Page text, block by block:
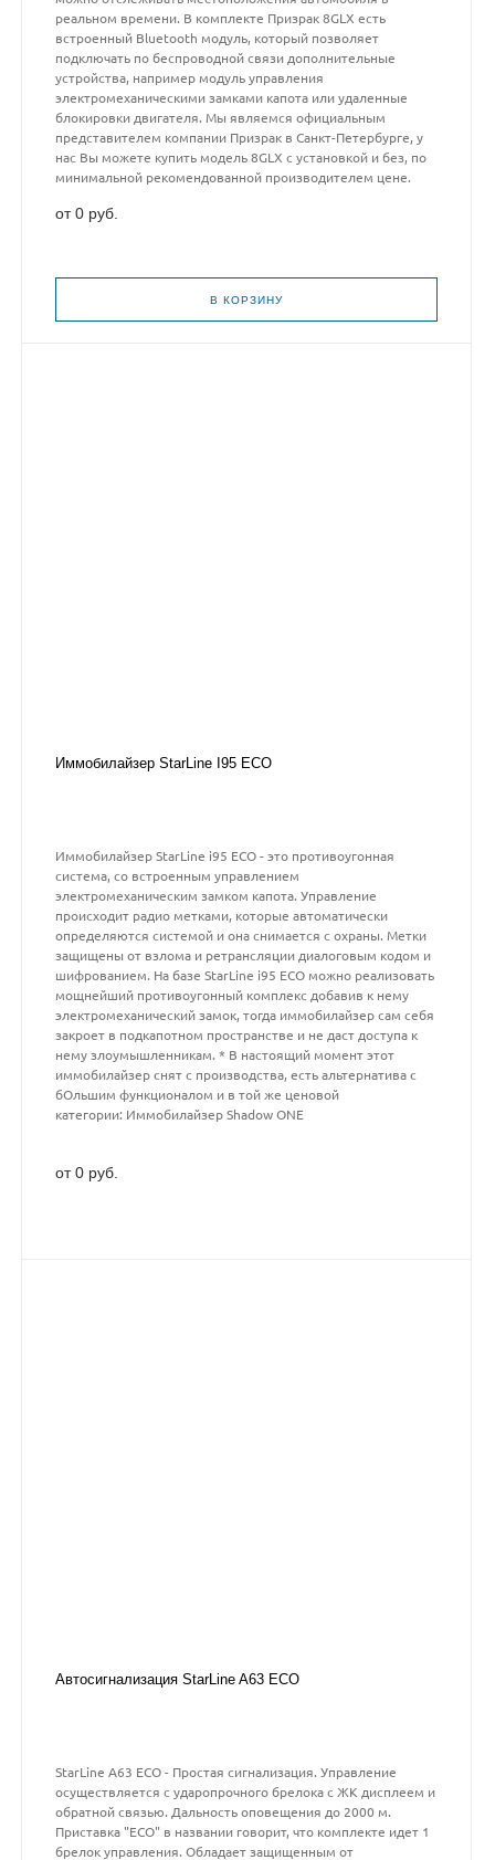
реальном времени. В комплекте Призрак 8GLX есть
встроенный Bluetooth модуль, который позволяет
подключать по беспроводной связи дополнительные
устройства, например модуль управления
электромеханическими замками капота или удаленные
блокировки двигателя. Мы являемся официальным
представителем компании Призрак в Санкт-Петербурге, у
нас Вы можете купить модель 8GLX с установкой и без, по
минимальной рекомендованной производителем цене.
от 0 руб.
В КОРЗИНУ
Иммобилайзер StarLine I95 ECO
Иммобилайзер StarLine i95 ECO - это противоугонная
система, со встроенным управлением
электромеханическим замком капота. Управление
происходит радио метками, которые автоматически
определяются системой и она снимается с охраны. Метки
защищены от взлома и ретрансляции диалоговым кодом и
шифрованием. На базе StarLine i95 ECO можно реализовать
мощнейший противоугонный комплекс добавив к нему
электромеханический замок, тогда иммобилайзер сам себя
закроет в подкапотном пространстве и не даст доступа к
нему злоумышленникам. * В настоящий момент этот
иммобилайзер снят с производства, есть альтернатива с
бОльшим функционалом и в той же ценовой
категории: Иммобилайзер Shadow ONE
от 0 руб.
Автосигнализация StarLine A63 ECO
StarLine A63 ECO - Простая сигнализация. Управление
осуществляется с ударопрочного брелока с ЖК дисплеем и
обратной связью. Дальность оповещения до 2000 м.
Приставка "ECO" в названии говорит, что комплекте идет 1
брелок управления. Обладает защищенным от